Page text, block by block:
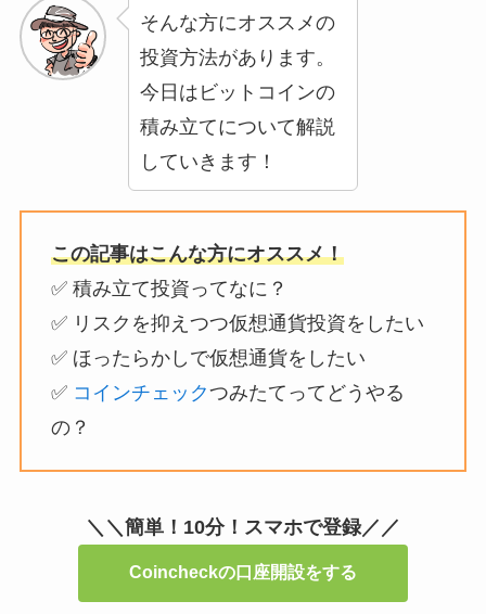
そんな方にオススメの
投資方法があります。
今日はビットコインの
積み立てについて解説
していきます！
この記事はこんな方にオススメ！
✅ 積み立て投資ってなに？
✅ リスクを抑えつつ仮想通貨投資をしたい
✅ ほったらかしで仮想通貨をしたい
✅ コインチェックつみたてってどうやる
の？
＼＼簡単！10分！スマホで登録／／
Coincheckの口座開設をする